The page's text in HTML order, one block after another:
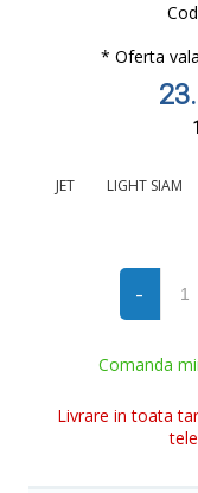
* Oferta
JET LIGHT SIAM
-
Comanda
Livrare in toata